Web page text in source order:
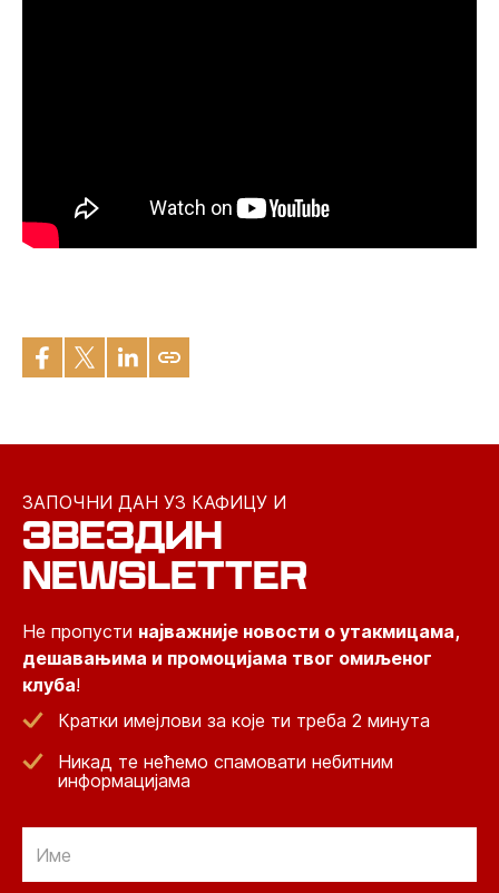
ЗАПОЧНИ ДАН УЗ КАФИЦУ И
ЗВЕЗДИН
NEWSLETTER
Не пропусти најважније новости о утакмицама,
дешавањима и промоцијама твог омиљеног
клуба!
Кратки имејлови за које ти треба 2 минута
Никад те нећемо спамовати небитним
информацијама